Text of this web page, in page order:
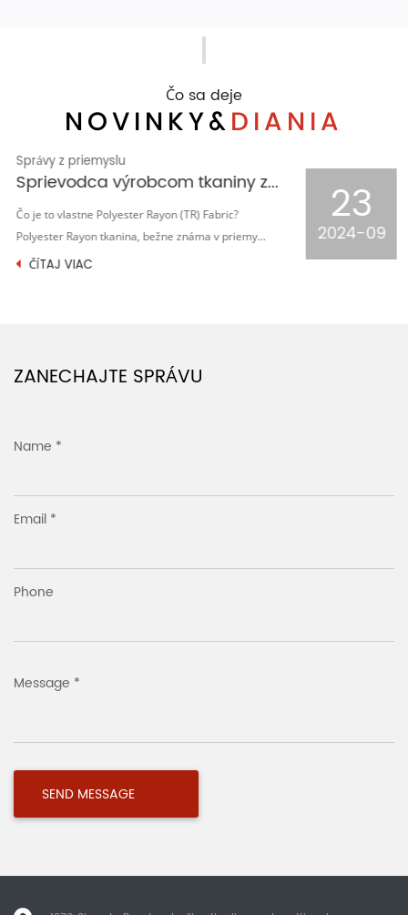
Čo sa deje
NOVINKY&DIANIA
23
2024-09
Na obrovskej hviezdnej oblohe textilného priemyslu
sa pletená žakárová tkanina z houndstooth stal...
ZANECHAJTE SPRÁVU
Name *
Email *
Phone
Message *